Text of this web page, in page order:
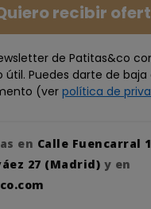
recibir
de Patitas&co
útil. Puedes darte de
(ver política de
en Calle Fuencarral
27 (Madrid) y en